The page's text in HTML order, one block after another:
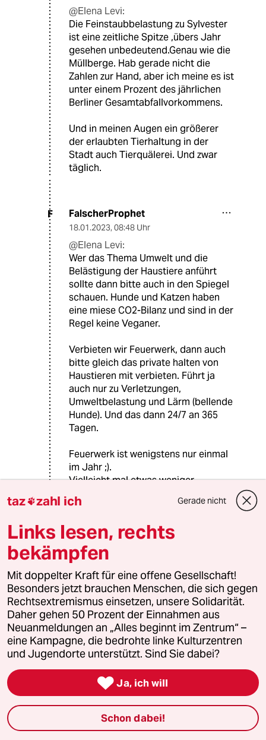
@Elena Levi:
Die Feinstaubbelastung zu Sylvester
ist eine zeitliche Spitze ,übers Jahr
gesehen unbedeutend.Genau wie die
Müllberge. Hab gerade nicht die
Zahlen zur Hand, aber ich meine es ist
unter einem Prozent des jährlichen
Berliner Gesamtabfallvorkommens.
Und in meinen Augen ein größerer
der erlaubten Tierhaltung in der
Stadt auch Tierquälerei. Und zwar
täglich.
F FalscherProphet
18.01.2023, 08:48 Uhr
@Elena Levi:
Wer das Thema Umwelt und die
Belästigung der Haustiere anführt
sollte dann bitte auch in den Spiegel
schauen. Hunde und Katzen haben
eine miese CO2-Bilanz und sind in der
Regel keine Veganer.
Verbieten wir Feuerwerk, dann auch
bitte gleich das private halten von
Haustieren mit verbieten. Führt ja
auch nur zu Verletzungen,
Umweltbelastung und Lärm (bellende
Hunde). Und das dann 24/7 an 365
Tagen.
Feuerwerk ist wenigstens nur einmal
im Jahr ;).
Vielleicht mal etwas weniger
Jahr ertragen. Leben und Leben
Ich habe keinen Bock in einer
Gesellschaft zu leben wo eine Gruppe
der anderen ständig etwas verbieten
möchte, weil es der eigenen
Überzeugung widerspricht.
fly
17.01.2023, 16:12 Uhr
alles gesagt, nur nicht von jedem.
taz zahl ich Gerade nicht
Links lesen, rechts
bekämpfen
Mit doppelter Kraft für eine offene Gesellschaft!
Besonders jetzt brauchen Menschen, die sich gegen
Rechtsextremismus einsetzen, unsere Solidarität.
Daher gehen 50 Prozent der Einnahmen aus
Neuanmeldungen an „Alles beginnt im Zentrum“ –
eine Kampagne, die bedrohte linke Kulturzentren
und Jugendorte unterstützt. Sind Sie dabei?
 Ja, ich will
Schon dabei!